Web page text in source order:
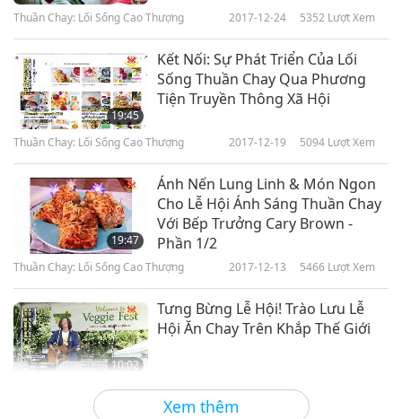
Xem thêm
Thuần Chay: Lối Sống Cao Thượng 2017-12-24 5352 Lượt Xem
19:45
Kết Nối: Sự Phát Triển Của Lối
Sống Thuần Chay Qua Phương
Tiện Truyền Thông Xã Hội
Thuần Chay: Lối Sống Cao Thượng 2017-12-19 5094 Lượt Xem
19:47
Ánh Nến Lung Linh & Món Ngon
Cho Lễ Hội Ánh Sáng Thuần Chay
Với Bếp Trưởng Cary Brown -
Phần 1/2
Thuần Chay: Lối Sống Cao Thượng 2017-12-13 5466 Lượt Xem
10:02
Tưng Bừng Lễ Hội! Trào Lưu Lễ
Hội Ăn Chay Trên Khắp Thế Giới
Thuần Chay: Lối Sống Cao Thượng 2017-12-12 5138